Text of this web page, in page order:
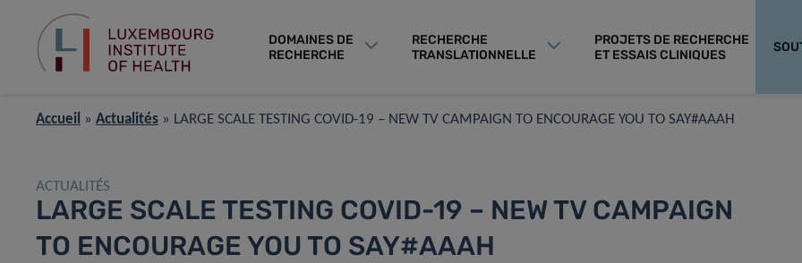
DOMAINES DE
RECHERCHE
RECHERCHE
TRANSLATIONNELLE
PROJETS DE RECHERCHE
ET ESSAIS CLINIQUES
Accueil » Actualités » LARGE SCALE TESTING COVID-19 – NEW TV CAMPAIGN TO ENCOURAGE YOU TO SAY#AAAH
ACTUALITÉS
LARGE SCALE TESTING COVID-19 – NEW TV CAMPAIGN
TO ENCOURAGE YOU TO SAY#AAAH